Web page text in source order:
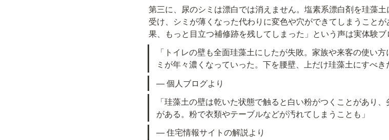
第三に、尿のシミは漂白では消えません。塩素系漂白剤を珪藻
受け、シミが薄くなった代わりに変色や穴ができてしまうこと
果、もっと目立つ補修跡を残してしまった」という声は実体験ブ
「トイレの壁も全面珪藻土にしたが失敗。家族や来客の使い
ミが年々濃くなっていった。下を腰壁、上だけ珪藻土にすべき
— 個人ブログより
「珪藻土の壁は乾いた状態で触ると白い粉がつくことがあり
がある。粉で衣類やテーブルなどが汚れてしまうことも」
— 住宅情報サイトの解説より